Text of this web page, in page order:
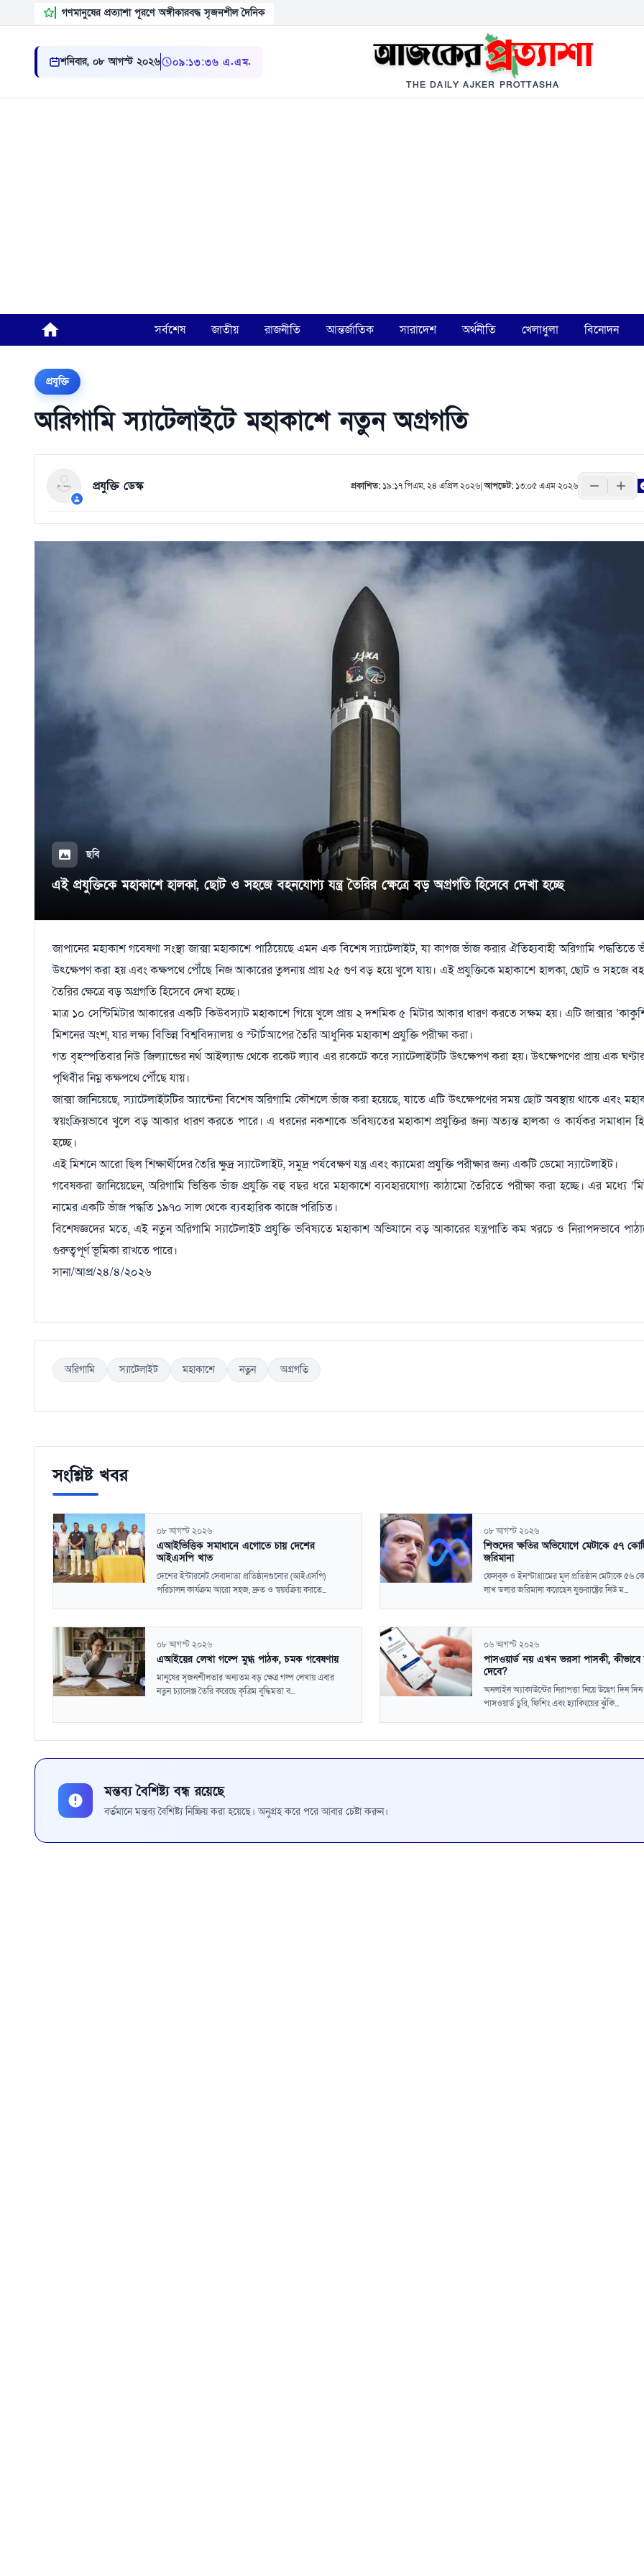
গণমানুষের প্রত্যাশা পূরণে অঙ্গীকারবদ্ধ সৃজনশীল দৈনিক
শনিবার, ০৮ আগস্ট ২০২৬ ০৯ ১৩ ৩৭ এ.এম.
THE DAILY AJKER PROTTASHA
সর্বশেষ জাতীয় রাজনীতি আন্তর্জাতিক সারাদেশ অর্থনীতি খেলাধুলা বিনোদন
প্রযুক্তি
অরিগামি স্যাটেলাইটে মহাকাশে নতুন অগ্রগতি
প্রযুক্তি ডেস্ক প্রকাশিত: ১৯:১৭ পিএম, ২৪ এপ্রিল ২০২৬|আপডেট: ১৩:০৫ এএম ২০২৬
ছবি
এই প্রযুক্তিকে মহাকাশে হালকা, ছোট ও সহজে বহনযোগ্য যন্ত্র তৈরির ক্ষেত্রে বড় অগ্রগতি হিসেবে দেখা হচ্ছে
জাপানের মহাকাশ গবেষণা সংস্থা জাক্সা মহাকাশে পাঠিয়েছে এমন এক বিশেষ স্যাটেলাইট, যা কাগজ ভাঁজ করার ঐতিহ্যবাহী অরিগামি পদ্ধতিতে
উৎক্ষেপণ করা হয় এবং কক্ষপথে পৌঁছে নিজ আকারের তুলনায় প্রায় ২৫ গুণ বড় হয়ে খুলে যায়। এই প্রযুক্তিকে মহাকাশে হালকা, ছোট ও সহজে
তৈরির ক্ষেত্রে বড় অগ্রগতি হিসেবে দেখা হচ্ছে।
মাত্র ১০ সেন্টিমিটার আকারের একটি কিউবস্যাট মহাকাশে গিয়ে খুলে প্রায় ২ দশমিক ৫ মিটার আকার ধারণ করতে সক্ষম হয়। এটি জাক্সার
মিশনের অংশ, যার লক্ষ্য বিভিন্ন বিশ্ববিদ্যালয় ও স্টার্টআপের তৈরি আধুনিক মহাকাশ প্রযুক্তি পরীক্ষা করা।
গত বৃহস্পতিবার নিউ জিল্যান্ডের নর্থ আইল্যান্ড থেকে রকেট ল্যাব এর রকেটে করে স্যাটেলাইটটি উৎক্ষেপণ করা হয়। উৎক্ষেপণের প্রায় এক
পৃথিবীর নিম্ন কক্ষপথে পৌঁছে যায়।
জাক্সা জানিয়েছে, স্যাটেলাইটটির অ্যান্টেনা বিশেষ অরিগামি কৌশলে ভাঁজ করা হয়েছে, যাতে এটি উৎক্ষেপণের সময় ছোট অবস্থায় থাকে এবং
স্বয়ংক্রিয়ভাবে খুলে বড় আকার ধারণ করতে পারে। এ ধরনের নকশাকে ভবিষ্যতের মহাকাশ প্রযুক্তির জন্য অত্যন্ত হালকা ও কার্যকর সমাধান
হচ্ছে।
এই মিশনে আরো ছিল শিক্ষার্থীদের তৈরি ক্ষুদ্র স্যাটেলাইট, সমুদ্র পর্যবেক্ষণ যন্ত্র এবং ক্যামেরা প্রযুক্তি পরীক্ষার জন্য একটি ডেমো স্যাটেলাইট।
গবেষকরা জানিয়েছেন, অরিগামি ভিত্তিক ভাঁজ প্রযুক্তি বহু বছর ধরে মহাকাশে ব্যবহারযোগ্য কাঠামো তৈরিতে পরীক্ষা করা হচ্ছে। এর মধ্যে
নামের একটি ভাঁজ পদ্ধতি ১৯৭০ সাল থেকে ব্যবহারিক কাজে পরিচিত।
বিশেষজ্ঞদের মতে, এই নতুন অরিগামি স্যাটেলাইট প্রযুক্তি ভবিষ্যতে মহাকাশ অভিযানে বড় আকারের যন্ত্রপাতি কম খরচে ও নিরাপদভাবে
গুরুত্বপূর্ণ ভূমিকা রাখতে পারে।
সানা/আপ্র/২৪/৪/২০২৬
অরিগামি স্যাটেলাইট মহাকাশে নতুন অগ্রগতি
সংশ্লিষ্ট খবর
০৮ আগস্ট ২০২৬
এআইভিত্তিক সমাধানে এগোতে চায় দেশের
আইএসপি খাত
দেশের ইন্টারনেট সেবাদাতা প্রতিষ্ঠানগুলোর (আইএসপি)
পরিচালন কার্যক্রম আরো সহজ, দ্রুত ও স্বয়ংক্রিয় করতে...
০৮ আগস্ট ২০২৬
শিশুদের ক্ষতির অভিযোগে মেটাকে ৫৭
জরিমানা
ফেসবুক ও ইনস্টাগ্রামের মূল প্রতিষ্ঠান মেটাকে ৫৬
লাখ ডলার জরিমানা করেছেন যুক্তরাষ্ট্রের নিউ ম...
০৮ আগস্ট ২০২৬
এআইয়ের লেখা গল্পে মুগ্ধ পাঠক, চমক গবেষণায়
মানুষের সৃজনশীলতার অন্যতম বড় ক্ষেত্র গল্প লেখায় এবার
নতুন চ্যালেঞ্জ তৈরি করেছে কৃত্রিম বুদ্ধিমত্তা ব...
০৬ আগস্ট ২০২৬
পাসওয়ার্ড নয় এখন ভরসা পাসকী, কীভাবে
দেবে?
অনলাইন অ্যাকাউন্টের নিরাপত্তা নিয়ে উদ্বেগ দিন
পাসওয়ার্ড চুরি, ফিশিং এবং হ্যাকিংয়ের ঝুঁকি...
মন্তব্য বৈশিষ্ট্য বন্ধ রয়েছে
বর্তমানে মন্তব্য বৈশিষ্ট্য নিষ্ক্রিয় করা হয়েছে। অনুগ্রহ করে পরে আবার চেষ্টা করুন।